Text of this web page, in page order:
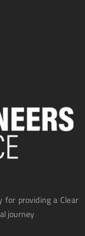
for providing a Clear
journey